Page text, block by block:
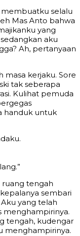
membuatku selalu
Mas Anto bahwa
yang
aku
Ah, pertanyaan
masa kerjaku. Sore
tak seberapa
Kulihat pemuda
handuk untuk
ruang tengah
sembari
yang telah
menghampirinya.
tengah, kudengar
menghampirinya.